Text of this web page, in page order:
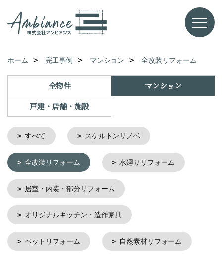
ホーム 完工事例 マンション 全改装リフォーム
全物件
マンション
戸建・店舗・施設
すべて スケルトンリノベ
全改装リフォーム 水廻りリフォーム
居室・内装・部分リフォーム
オリジナルキッチン・造作家具
ペットリフォーム 自然素材リフォーム